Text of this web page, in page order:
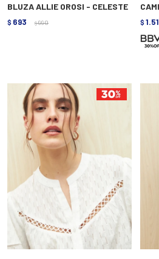
BLUZA ALLIE OROSI - CELESTE
$ 693 $ 990 $